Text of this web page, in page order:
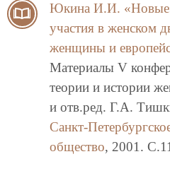
Юкина И.И.
участия в женском
женщины и
Материалы V
теории и истории
и отв.ред. Г.А.
Санкт-
общество, 2001.